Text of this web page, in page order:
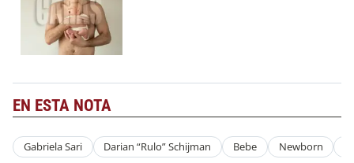
EN ESTA NOTA
Gabriela Sari Darian “Rulo” Schijman Bebe Newborn